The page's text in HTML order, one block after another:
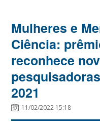
Mulheres e
Ciência:
reconhece
2021
11/02/2022 15:18